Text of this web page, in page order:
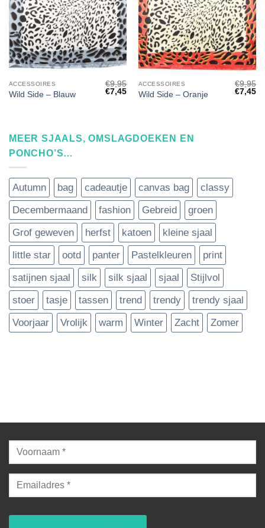
ACCESSOIRES
Wild Side – Blauw
€9,95
Oorspronkelijke
€7,45Huidige
prijs
ACCESSOIRES
Wild Side – Oranje
€9,95
€7,45
MEER SJAALS, OMSLAGDOEKEN EN
PONCHO’S…
Autumn bag cadeautje canvas bag
classy
Decembermaand
fashion Gebreid
groen
Grof geweven
herfst katoen
kleine sjaal
little star
ootd panter Pastelkleuren
print
satijnen sjaal
silk silk sjaal sjaal
Stijlvol
stoer
tasje tassen trend trendy
trendy sjaal
Voorjaar
Vrolijk warm Winter Zacht Zomer